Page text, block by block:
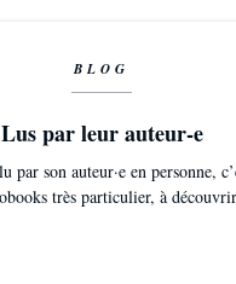
BLOG
Lus par leur auteur-e
par son auteur·e en personne,
très particulier, à